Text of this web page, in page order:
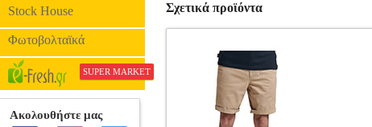
Stock House
Φωτοβολταϊκά
SUPER MARKET
Σχετικά προϊόντα